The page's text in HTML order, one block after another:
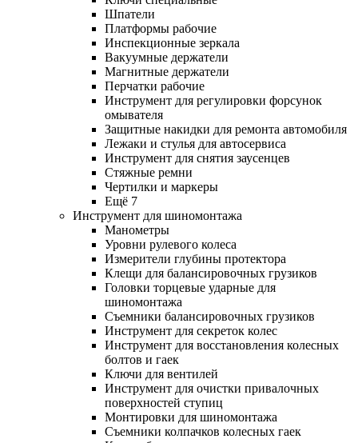
Шпатели
Платформы рабочие
Инспекционные зеркала
Вакуумные держатели
Магнитные держатели
Перчатки рабочие
Инструмент для регулировки форсунок
омывателя
Защитные накидки для ремонта автомобиля
Лежаки и стулья для автосервиса
Инструмент для снятия заусенцев
Стяжные ремни
Чертилки и маркеры
Ещё 7
Инструмент для шиномонтажа
Манометры
Уровни рулевого колеса
Измерители глубины протектора
Клещи для балансировочных грузиков
Головки торцевые ударные для
шиномонтажа
Съемники балансировочных грузиков
Инструмент для секреток колес
Инструмент для восстановления колесных
болтов и гаек
Ключи для вентилей
Инструмент для очистки привалочных
поверхностей ступиц
Монтировки для шиномонтажа
Съемники колпачков колесных гаек